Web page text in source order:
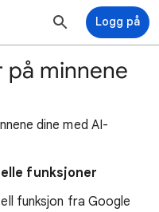
Logg på
på minnene
dine med AI-
funksjoner
funksjon fra Google